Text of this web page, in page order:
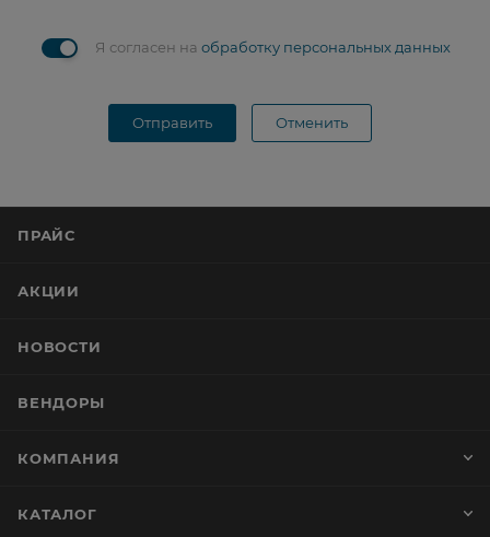
Я согласен на обработку персональных данных
Отправить Отменить
ПРАЙС
АКЦИИ
НОВОСТИ
ВЕНДОРЫ
КОМПАНИЯ
КАТАЛОГ